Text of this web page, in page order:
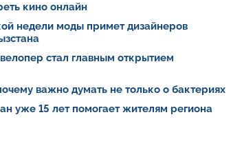
кино онлайн
недели моды примет дизайнеров
стал главным открытием
важно думать не только о бактериях
уже 15 лет помогает жителям региона